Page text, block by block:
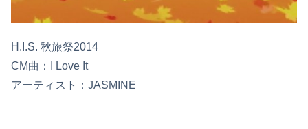
H.I.S. 秋旅祭2014
CM曲：I Love It
アーティスト：JASMINE